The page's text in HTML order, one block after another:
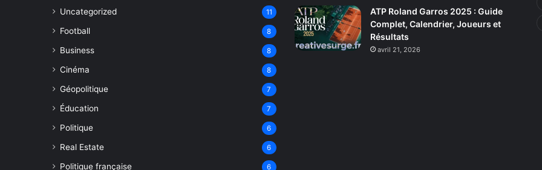
Uncategorized 11
Football 8
Business 8
Cinéma 8
Géopolitique 7
Éducation 7
Politique 6
Real Estate 6
Politique française 6
ATP Roland Garros 2025 : Guide
Complet, Calendrier, Joueurs et
Résultats
avril 21, 2026